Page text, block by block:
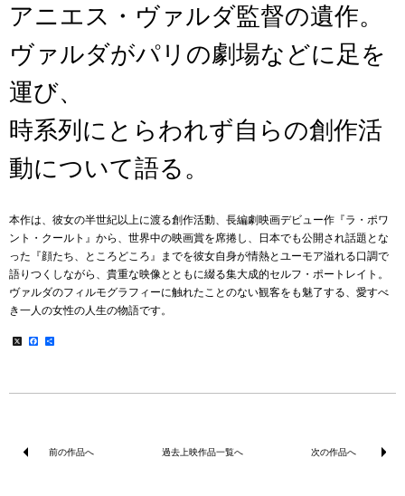
アニエス・ヴァルダ監督の遺作。
ヴァルダがパリの劇場などに足を
運び、
時系列にとらわれず自らの創作活
動について語る。
本作は、彼女の半世紀以上に渡る創作活動、長編劇映画デビュー作『ラ・ポワ
ント・クールト』から、世界中の映画賞を席捲し、日本でも公開され話題とな
った『顔たち、ところどころ』までを彼女自身が情熱とユーモア溢れる口調で
語りつくしながら、貴重な映像とともに綴る集大成的セルフ・ポートレイト。
ヴァルダのフィルモグラフィーに触れたことのない観客をも魅了する、愛すべ
き一人の女性の人生の物語です。
X Facebook
前の作品へ 過去上映作品一覧へ 次の作品へ